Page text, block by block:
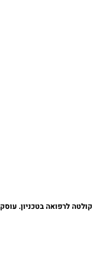
והפקולטה לרפואה בטכניון. עוסק